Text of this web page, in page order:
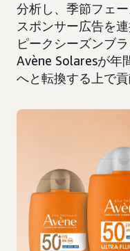
分析し、季節フェ
スポンサー広告を
ピークシーズンブ
Avène Solaresが年
へと転換する上で貢